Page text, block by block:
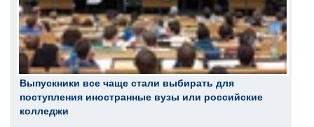
Выпускники все чаще стали выбирать для
поступления иностранные вузы или российские
колледжи